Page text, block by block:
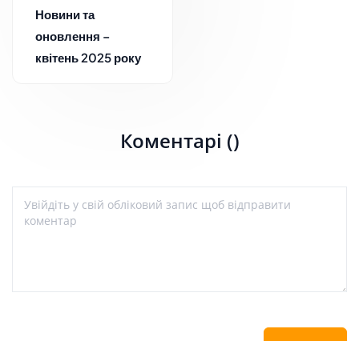
Новини та
оновлення –
квітень 2025 року
Коментарі ()